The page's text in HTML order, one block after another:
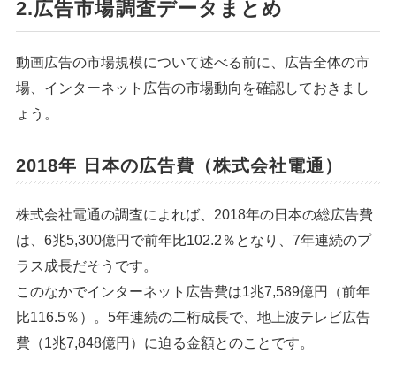
2.広告市場調査データまとめ
動画広告の市場規模について述べる前に、広告全体の市
場、インターネット広告の市場動向を確認しておきまし
ょう。
2018年 日本の広告費（株式会社電通）
株式会社電通の調査によれば、2018年の日本の総広告費
は、6兆5,300億円で前年比102.2％となり、7年連続のプ
ラス成長だそうです。
このなかでインターネット広告費は1兆7,589億円（前年
比116.5％）。5年連続の二桁成長で、地上波テレビ広告
費（1兆7,848億円）に迫る金額とのことです。